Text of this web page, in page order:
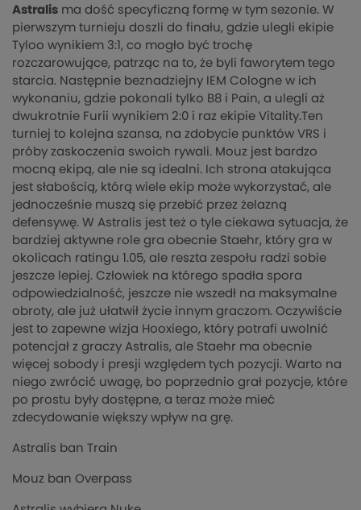
Astralis ma dość specyficzną formę w tym sezonie. W
pierwszym turnieju doszli do finału, gdzie ulegli ekipie
Tyloo wynikiem 3:1, co mogło być trochę
rozczarowujące, patrząc na to, że byli faworytem tego
starcia. Następnie beznadziejny IEM Cologne w ich
wykonaniu, gdzie pokonali tylko B8 i Pain, a ulegli aż
dwukrotnie Furii wynikiem 2:0 i raz ekipie Vitality.Ten
turniej to kolejna szansa, na zdobycie punktów VRS i
próby zaskoczenia swoich rywali. Mouz jest bardzo
mocną ekipą, ale nie są idealni. Ich strona atakująca
jest słabością, którą wiele ekip może wykorzystać, ale
jednocześnie muszą się przebić przez żelazną
defensywę. W Astralis jest też o tyle ciekawa sytuacja, że
bardziej aktywne role gra obecnie Staehr, który gra w
okolicach ratingu 1.05, ale reszta zespołu radzi sobie
jeszcze lepiej. Człowiek na którego spadła spora
odpowiedzialność, jeszcze nie wszedł na maksymalne
obroty, ale już ułatwił życie innym graczom. Oczywiście
jest to zapewne wizja Hooxiego, który potrafi uwolnić
potencjał z graczy Astralis, ale Staehr ma obecnie
więcej sobody i presji względem tych pozycji. Warto na
niego zwrócić uwagę, bo poprzednio grał pozycje, które
po prostu były dostępne, a teraz może mieć
zdecydowanie większy wpływ na grę.
Astralis ban Train
Mouz ban Overpass